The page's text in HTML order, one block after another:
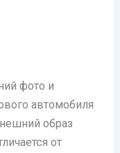
фото и
автомобиля
образ
от